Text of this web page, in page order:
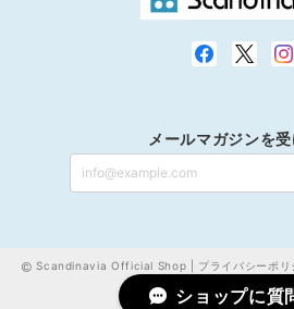
メールマガジンを
Scandinavia Official Shop | プライバシーポリ
ショップに質